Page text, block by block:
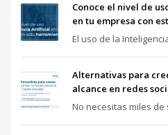
Conoce el nivel de
en tu empresa con
El uso de la
Alternativas para
alcance en redes
No necesitas miles